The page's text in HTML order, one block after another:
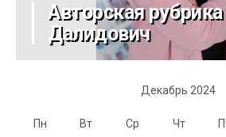
Авторская
Далидович
Декабрь 2024
Пн Вт Ср Чт